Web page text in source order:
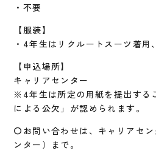
・不要
【服装】
・4年生はリクルートスーツ着用
【申込場所】
キャリアセンター
※4年生は所定の用紙を提出する
による公欠」が認められます。
〇お問い合わせは、キャリアセ
ンター）まで。